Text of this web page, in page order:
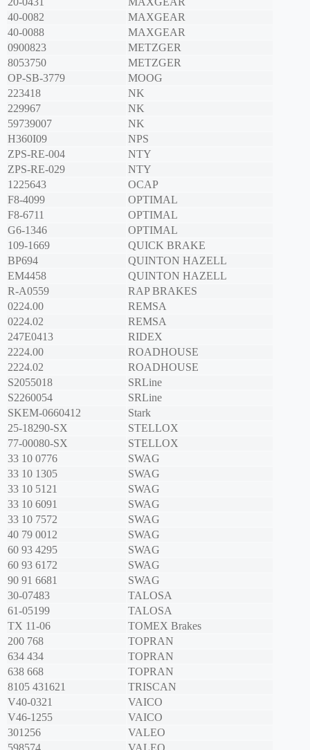
40-0082
MAXGEAR
40-0088
MAXGEAR
0900823
METZGER
8053750
METZGER
OP-SB-3779
MOOG
223418
NK
229967
NK
59739007
NK
H360I09
NPS
ZPS-RE-004
NTY
ZPS-RE-029
NTY
1225643
OCAP
F8-4099
OPTIMAL
F8-6711
OPTIMAL
G6-1346
OPTIMAL
109-1669
QUICK BRAKE
BP694
QUINTON HAZELL
EM4458
QUINTON HAZELL
R-A0559
RAP BRAKES
0224.00
REMSA
0224.02
REMSA
247E0413
RIDEX
2224.00
ROADHOUSE
2224.02
ROADHOUSE
S2055018
SRLine
S2260054
SRLine
SKEM-0660412
Stark
25-18290-SX
STELLOX
77-00080-SX
STELLOX
33 10 0776
SWAG
33 10 1305
SWAG
33 10 5121
SWAG
33 10 6091
SWAG
33 10 7572
SWAG
40 79 0012
SWAG
60 93 4295
SWAG
60 93 6172
SWAG
90 91 6681
SWAG
30-07483
TALOSA
61-05199
TALOSA
TX 11-06
TOMEX Brakes
200 768
TOPRAN
634 434
TOPRAN
638 668
TOPRAN
8105 431621
TRISCAN
V40-0321
VAICO
V46-1255
VAICO
301256
VALEO